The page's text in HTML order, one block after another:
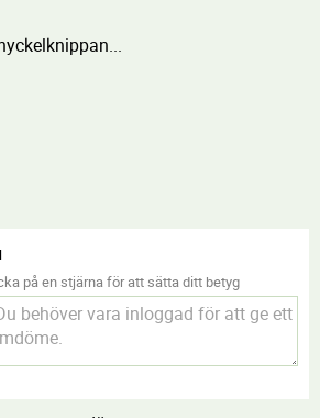
på en stjärna för att sätta ditt betyg